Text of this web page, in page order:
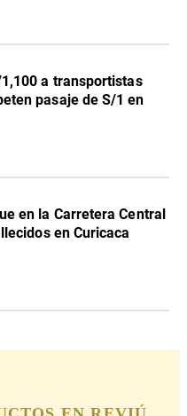
a transportistas
pasaje de S/1 en
en la Carretera Central
en Curicaca